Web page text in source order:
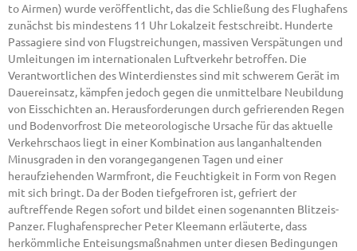
to Airmen) wurde veröffentlicht, das die Schließung des Flughafens
zunächst bis mindestens 11 Uhr Lokalzeit festschreibt. Hunderte
Passagiere sind von Flugstreichungen, massiven Verspätungen und
Umleitungen im internationalen Luftverkehr betroffen. Die
Verantwortlichen des Winterdienstes sind mit schwerem Gerät im
Dauereinsatz, kämpfen jedoch gegen die unmittelbare Neubildung
von Eisschichten an. Herausforderungen durch gefrierenden Regen
und Bodenvorfrost Die meteorologische Ursache für das aktuelle
Verkehrschaos liegt in einer Kombination aus langanhaltenden
Minusgraden in den vorangegangenen Tagen und einer
heraufziehenden Warmfront, die Feuchtigkeit in Form von Regen
mit sich bringt. Da der Boden tiefgefroren ist, gefriert der
auftreffende Regen sofort und bildet einen sogenannten Blitzeis-
Panzer. Flughafensprecher Peter Kleemann erläuterte, dass
herkömmliche Enteisungsmaßnahmen unter diesen Bedingungen